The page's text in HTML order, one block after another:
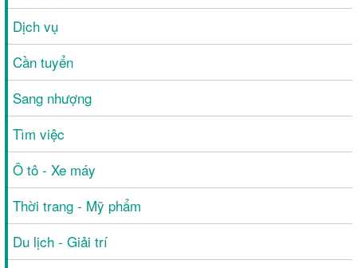
Dịch vụ
Cần tuyển
Sang nhượng
Tìm việc
Ô tô - Xe máy
Thời trang - Mỹ phẩm
Du lịch - Giải trí